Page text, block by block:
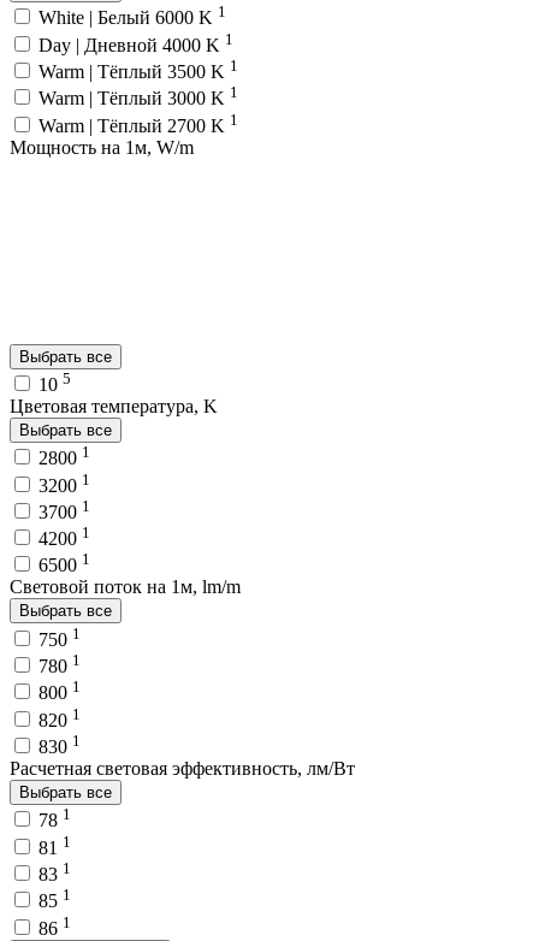
White | Белый 6000 K 1
Day | Дневной 4000 K 1
Warm | Тёплый 3500 K 1
Warm | Тёплый 3000 K 1
Warm | Тёплый 2700 K 1
Мощность на 1м, W/m
Выбрать все
10 5
Цветовая температура, K
Выбрать все
2800 1
3200 1
3700 1
4200 1
6500 1
Световой поток на 1м, lm/m
Выбрать все
750 1
780 1
800 1
820 1
830 1
Расчетная световая эффективность, лм/Вт
Выбрать все
78 1
81 1
83 1
85 1
86 1